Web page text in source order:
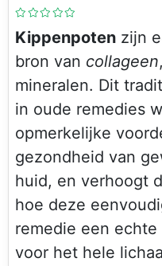
Kippenpoten zijn
bron van collageen
mineralen. Dit
in oude remedies
opmerkelijke
gezondheid van
huid, en verhoogt
hoe deze
remedie een
voor het hele